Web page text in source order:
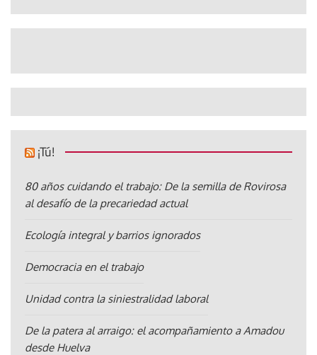
¡Tú!
80 años cuidando el trabajo: De la semilla de Rovirosa
al desafío de la precariedad actual
Ecología integral y barrios ignorados
Democracia en el trabajo
Unidad contra la siniestralidad laboral
De la patera al arraigo: el acompañamiento a Amadou
desde Huelva